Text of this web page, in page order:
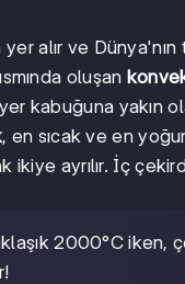
alır ve
oluşan
kabuğuna yakın
, en sıcak ve en
ayrılır. İç
2000°C iken,